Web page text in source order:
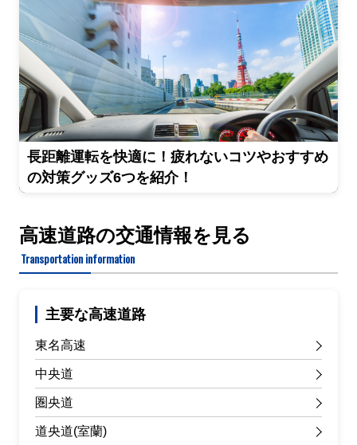
長距離運転を快適に！疲れないコツやおすすめ
の対策グッズ6つを紹介！
高速道路の交通情報を見る
Transportation information
主要な高速道路
東名高速
中央道
圏央道
道央道(室蘭)